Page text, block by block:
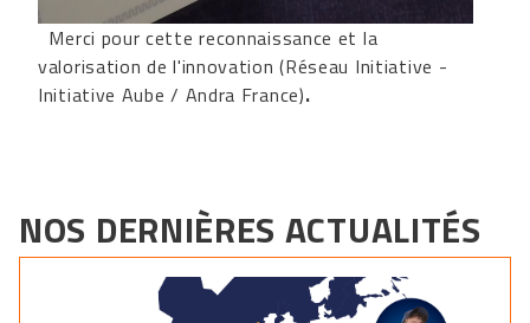
Merci pour cette reconnaissance et la
valorisation de l'innovation (Réseau Initiative -
Initiative Aube / Andra France).
NOS DERNIÈRES ACTUALITÉS